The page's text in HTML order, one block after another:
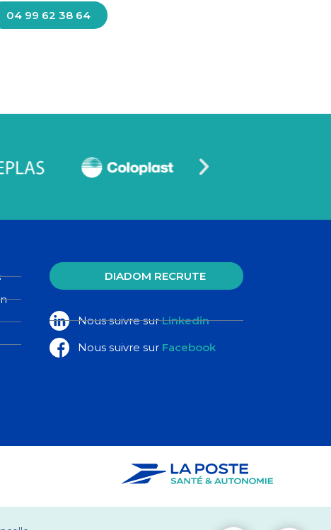
04 99 62 38 64
DIADOM RECRUTE
Nous suivre surLinkedin
Nous suivre sur Facebook